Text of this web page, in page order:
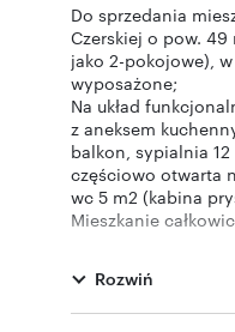
Do sprzedania
Czerskiej o pow.
jako 2-pokojowe),
wyposażone;
Na układ
z aneksem
balkon, sypialnia
częściowo otwarta
wc 5 m2 (kabina
Mieszkanie
szafa wnękowa w
umeblowane z RTV
Rozwiń